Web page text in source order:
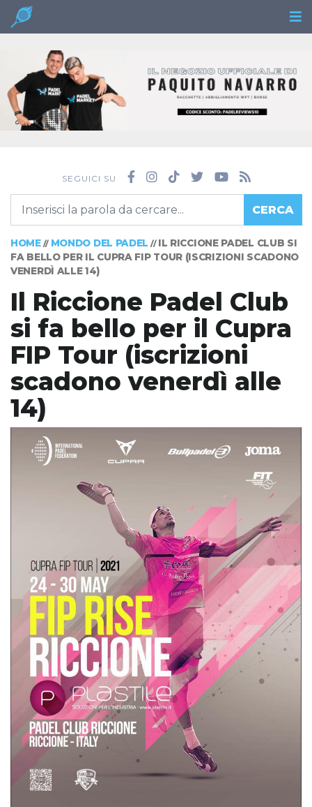
SEGUICI SU
CERCA
HOME// MONDO DEL PADEL // IL RICCIONE PADEL CLUB SI
FA BELLO PER IL CUPRA FIP TOUR (ISCRIZIONI SCADONO
VENERDÌ ALLE 14)
Il Riccione Padel Club
si fa bello per il Cupra
FIP Tour (iscrizioni
scadono venerdì alle
14)